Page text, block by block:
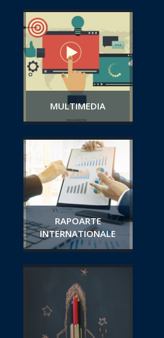
MULTIMEDIA
RAPOARTE
INTERNATIONALE